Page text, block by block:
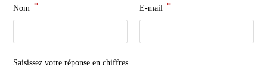
Nom * E-mail *
Saisissez votre réponse en chiffres